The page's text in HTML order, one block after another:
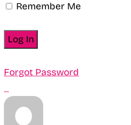
Remember Me
Forgot Password